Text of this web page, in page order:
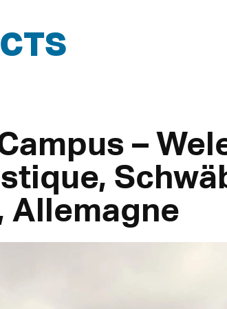
–
Allemagne